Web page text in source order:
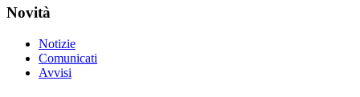
Novità
Notizie
Comunicati
Avvisi